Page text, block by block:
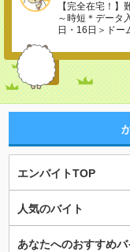
【完全在宅！
～時短＊データ
日・16日＞ドー
エンバイトTOP
人気のバイト
あなたへのおすすめバ